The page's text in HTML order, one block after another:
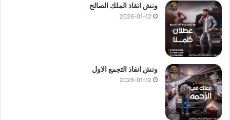
ونش انقاذ الملك الصالح
2026-01-12
ونش انقاذ التجمع الاول
2026-01-12